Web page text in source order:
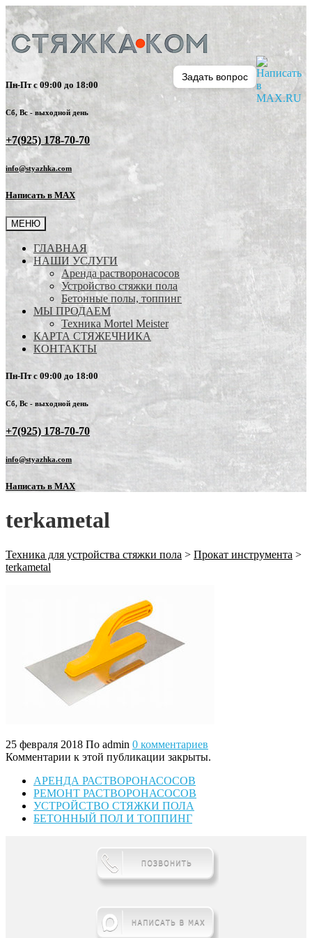
Пн-Пт с 09:00 до 18:00
Сб, Вс - выходной день
+7(925) 178-70-70
info@styazhka.com
Написать в MAX
МЕНЮ
ГЛАВНАЯ
НАШИ УСЛУГИ
Аренда растворонасосов
Устройство стяжки пола
Бетонные полы, топпинг
МЫ ПРОДАЕМ
Техника Mortel Meister
КАРТА СТЯЖЕЧНИКА
КОНТАКТЫ
Пн-Пт с 09:00 до 18:00
Сб, Вс - выходной день
+7(925) 178-70-70
info@styazhka.com
Написать в MAX
terkametal
Техника для устройства стяжки пола > Прокат инструмента >
terkametal
25 февраля 2018 По admin 0 комментариев
Комментарии к этой публикации закрыты.
АРЕНДА РАСТВОРОНАСОСОВ
РЕМОНТ РАСТВОРОНАСОСОВ
УСТРОЙСТВО СТЯЖКИ ПОЛА
БЕТОННЫЙ ПОЛ И ТОППИНГ
Задать вопрос